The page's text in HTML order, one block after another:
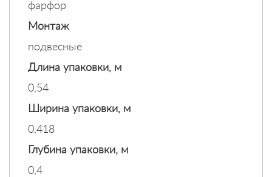
фарфор
Монтаж
подвесные
Длина упаковки, м
0,54
Ширина упаковки, м
0,418
Глубина упаковки, м
0,4